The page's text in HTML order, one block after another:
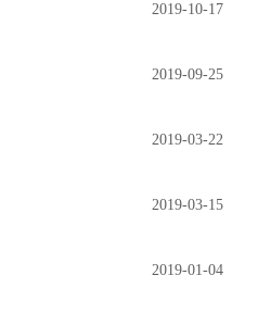
2019-10-17
2019-09-25
2019-03-22
2019-03-15
2019-01-04